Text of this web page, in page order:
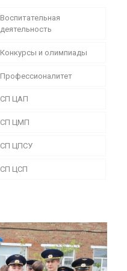
Воспитательная
деятельность
Конкурсы и олимпиады
Профессионалитет
СП ЦАП
СП ЦМП
СП ЦПСУ
СП ЦСП